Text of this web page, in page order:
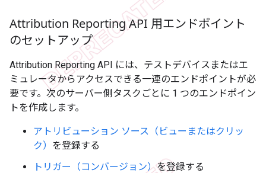
Attribution Reporting API 用エンドポイント
のセットアップ
Attribution Reporting API には、テストデバイスまたはエ
ミュレータからアクセスできる一連のエンドポイントが必
要です。次のサーバー側タスクごとに 1 つのエンドポイン
トを作成します。
アトリビューション ソース（ビューまたはクリッ
ク） を登録する
トリガー（コンバージョン）を登録する